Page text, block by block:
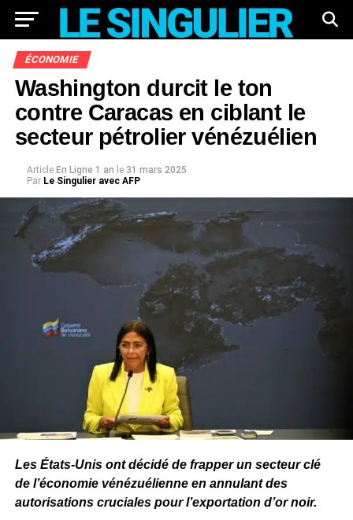
ÉCONOMIE
Washington durcit le ton
contre Caracas en ciblant le
secteur pétrolier vénézuélien
Article En Ligne 1 an le 31 mars 2025
Par Le Singulier avec AFP
Les États-Unis ont décidé de frapper un secteur clé
de l’économie vénézuélienne en annulant des
autorisations cruciales pour l’exportation d’or noir.